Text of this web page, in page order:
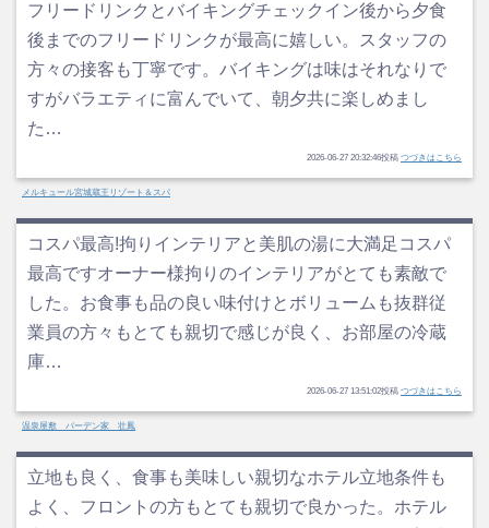
フリードリンクとバイキングチェックイン後から夕食
後までのフリードリンクが最高に嬉しい。スタッフの
方々の接客も丁寧です。バイキングは味はそれなりで
すがバラエティに富んでいて、朝夕共に楽しめまし
た…
2026-06-27 20:32:46投稿 つづきはこちら
メルキュール宮城蔵王リゾート＆スパ
コスパ最高!拘りインテリアと美肌の湯に大満足コスパ
最高ですオーナー様拘りのインテリアがとても素敵で
した。お食事も品の良い味付けとボリュームも抜群従
業員の方々もとても親切で感じが良く、お部屋の冷蔵
庫…
2026-06-27 13:51:02投稿 つづきはこちら
温泉屋敷 バーデン家 壮鳳
立地も良く、食事も美味しい親切なホテル立地条件も
よく、フロントの方もとても親切で良かった。ホテル